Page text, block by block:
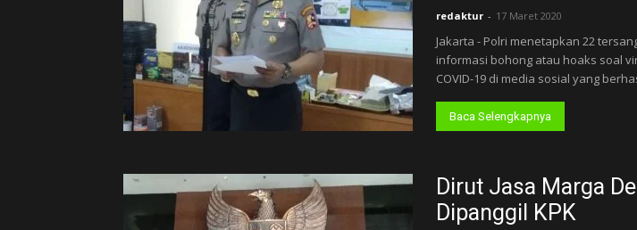
redaktur - 17 Maret 2020
Jakarta - Polri menetapkan 22
informasi bohong atau hoaks soal
COVID-19 di media sosial yang
Baca Selengkapnya
Dirut Jasa Marga
Dipanggil KPK